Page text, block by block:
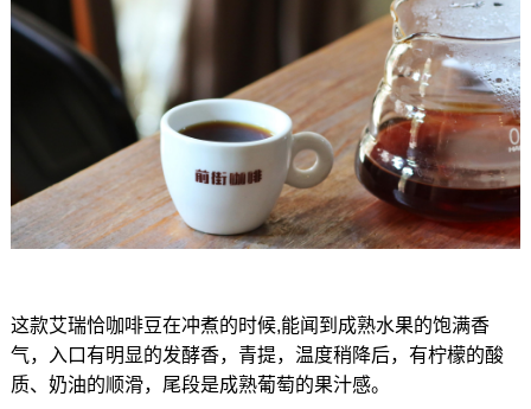
这款艾瑞恰咖啡豆在冲煮的时候,能闻到成熟水果的饱满香
气，入口有明显的发酵香，青提，温度稍降后，有柠檬的酸
质、奶油的顺滑，尾段是成熟葡萄的果汁感。